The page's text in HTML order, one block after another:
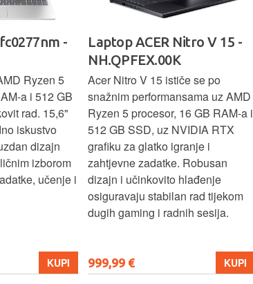
-
Ryzen 5
a i 512 GB
rad. 15,6"
iskustvo
dizajn
izborom
učenje i
KUPI
Laptop ACER Nitro V 15 -
NH.QPFEX.00K
Acer Nitro V 15 ističe se po
snažnim performansama uz AMD
Ryzen 5 procesor, 16 GB RAM-a i
512 GB SSD, uz NVIDIA RTX
grafiku za glatko igranje i
zahtjevne zadatke. Robusan
dizajn i učinkovito hlađenje
osiguravaju stabilan rad tijekom
dugih gaming i radnih sesija.
999,99 € KUPI